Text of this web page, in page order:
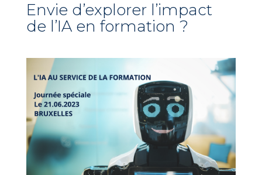
Envie d’explorer l’impact
de l’IA en formation ?